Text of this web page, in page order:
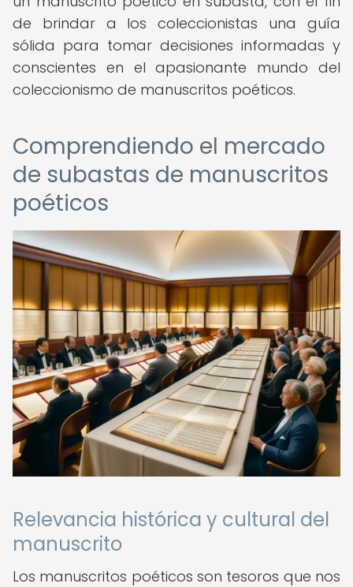
de brindar a los coleccionistas una guía
sólida para tomar decisiones informadas y
conscientes en el apasionante mundo del
coleccionismo de manuscritos poéticos.
Comprendiendo el mercado
de subastas de manuscritos
poéticos
Relevancia histórica y cultural del
manuscrito
Los manuscritos poéticos son tesoros que nos